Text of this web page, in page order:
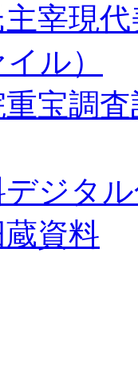
宰現
ル）
宝調
ジタ
資料